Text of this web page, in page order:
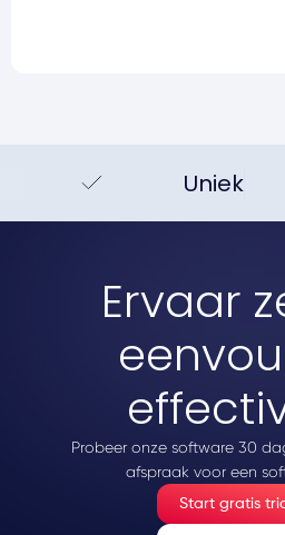
Uniek
Ervaar
Probeer onze software 30
afspraak voor een
Start gratis